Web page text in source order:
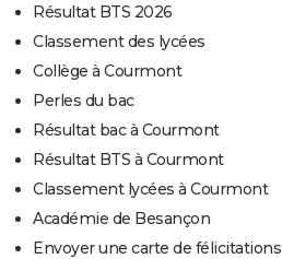
Résultat BTS 2026
Classement des lycées
Collège à Courmont
Perles du bac
Résultat bac à Courmont
Résultat BTS à Courmont
Classement lycées à Courmont
Académie de Besançon
Envoyer une carte de félicitations